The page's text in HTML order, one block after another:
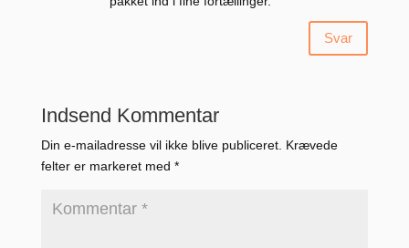
Svar
Indsend Kommentar
Din e-mailadresse vil ikke blive publiceret. Krævede
felter er markeret med *